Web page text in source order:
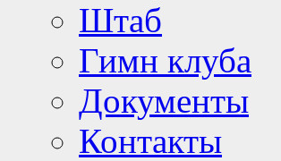
Штаб
Гимн клуба
Документы
Контакты